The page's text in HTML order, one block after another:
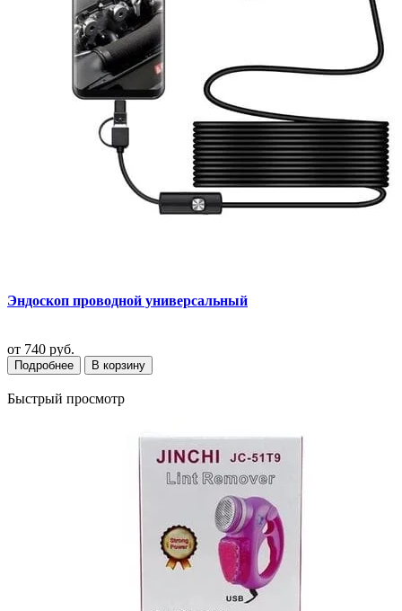
Эндоскоп проводной универсальный
от 740 руб.
Подробнее В корзину
Быстрый просмотр